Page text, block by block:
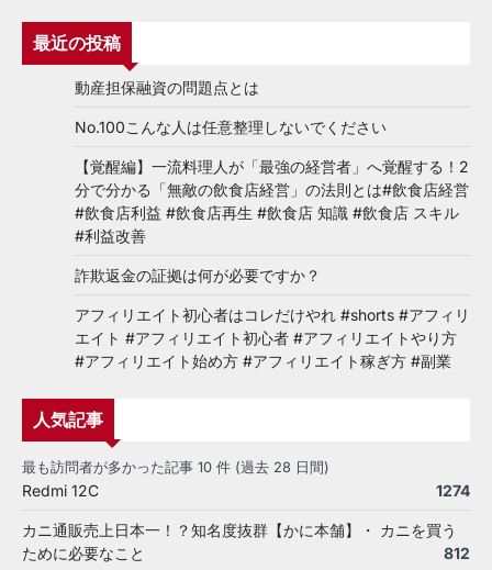
最近の投稿
動産担保融資の問題点とは
No.100こんな人は任意整理しないでください
【覚醒編】一流料理人が「最強の経営者」へ覚醒する！2
分で分かる「無敵の飲食店経営」の法則とは#飲食店経営
#飲食店利益 #飲食店再生 #飲食店 知識 #飲食店 スキル
#利益改善
詐欺返金の証拠は何が必要ですか？
アフィリエイト初心者はコレだけやれ #shorts #アフィリ
エイト #アフィリエイト初心者 #アフィリエイトやり方
#アフィリエイト始め方 #アフィリエイト稼ぎ方 #副業
人気記事
最も訪問者が多かった記事 10 件 (過去 28 日間)
Redmi 12C 1274
カニ通販売上日本一！？知名度抜群【かに本舗】・ カニを買う
ために必要なこと
812